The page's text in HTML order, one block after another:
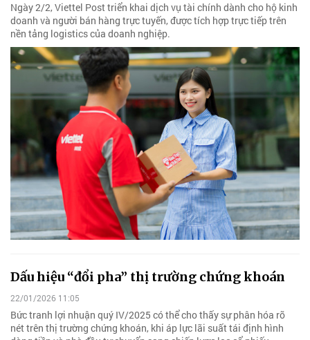
Ngày 2/2, Viettel Post triển khai dịch vụ tài chính dành cho hộ kinh
doanh và người bán hàng trực tuyến, được tích hợp trực tiếp trên
nền tảng logistics của doanh nghiệp.
Dấu hiệu “đổi pha” thị trường chứng khoán
22/01/2026 11:05
Bức tranh lợi nhuận quý IV/2025 có thể cho thấy sự phân hóa rõ
nét trên thị trường chứng khoán, khi áp lực lãi suất tái định hình